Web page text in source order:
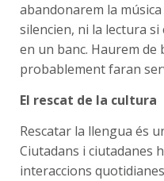
abandonarem la
silencien, ni la lectura
en un banc. Haurem de
probablement faran
El rescat de la cultura
Rescatar la llengua és
Ciutadans i ciutadanes
interaccions